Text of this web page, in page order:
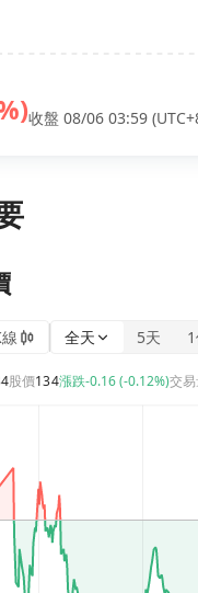
收盤 08/06 03:59
全天 5天
股價134漲跌-0.16 (-0.12%)交